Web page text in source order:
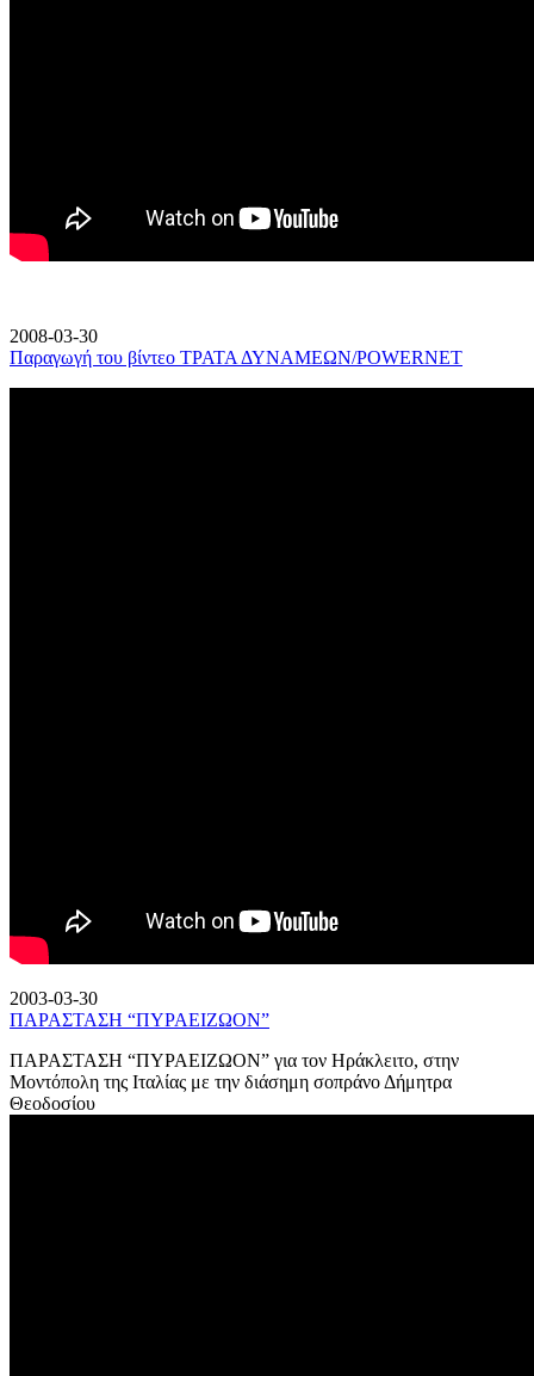
2008-03-30
Παραγωγή του βίντεο ΤΡΑΤΑ ΔΥΝΑΜΕΩΝ/POWERNET
2003-03-30
ΠΑΡΑΣΤΑΣΗ “ΠΥΡΑΕΙΖΩΟΝ”
ΠΑΡΑΣΤΑΣΗ “ΠΥΡΑΕΙΖΩΟΝ” για τον Ηράκλειτο, στην
Μοντόπολη της Ιταλίας με την διάσημη σοπράνο Δήμητρα
Θεοδοσίου